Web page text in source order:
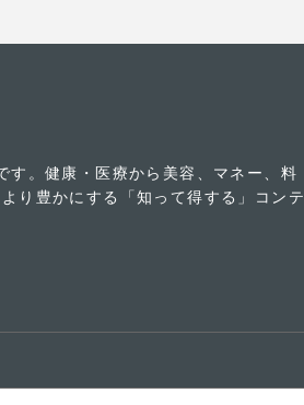
す。健康・医療から美容、マネー、料
り豊かにする「知って得する」コンテ